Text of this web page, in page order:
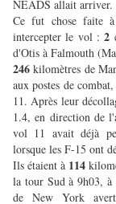
NEADS allait arriver.
Ce fut chose faite
intercepter le vol :2
d'Otis à Falmouth
246kilomètres de
aux postes de
11. Après leur
1.4, en direction de
vol 11 avait déjà
lorsque les F-15 ont
Ils étaient à 114
la tour Sud à 9h03,
de New York